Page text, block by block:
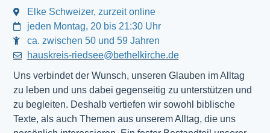
Elke Schweizer, zurzeit online
jeden Montag, 20 bis 21:30 Uhr
ca. zwischen 50 und 59 Jahren
hauskreis-riedsee@bethelkirche.de
Uns verbindet der Wunsch, unseren Glauben im Alltag
zu leben und uns dabei gegenseitig zu unterstützen und
zu begleiten. Deshalb vertiefen wir sowohl biblische
Texte, als auch Themen aus unserem Alltag, die uns